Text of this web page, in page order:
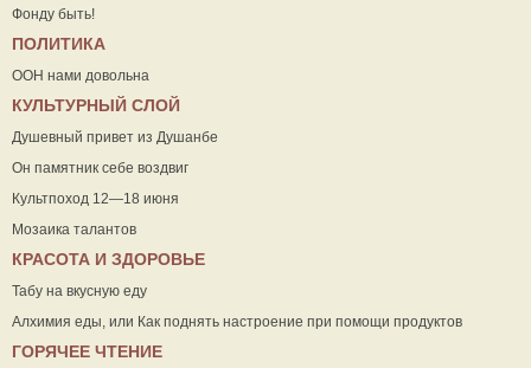
Фонду быть!
ПОЛИТИКА
ООН нами довольна
КУЛЬТУРНЫЙ СЛОЙ
Душевный привет из Душанбе
Он памятник себе воздвиг
Культпоход 12—18 июня
Мозаика талантов
КРАСОТА И ЗДОРОВЬЕ
Табу на вкусную еду
Алхимия еды, или Как поднять настроение при помощи продуктов
ГОРЯЧЕЕ ЧТЕНИЕ